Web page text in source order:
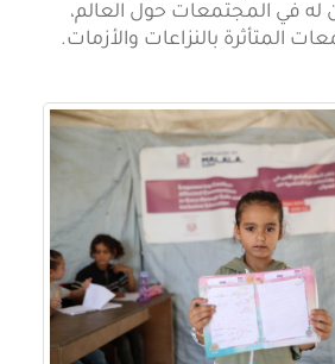
له في المجتمعات حول العالم،
المتأثرة بالنزاعات والأزمات.